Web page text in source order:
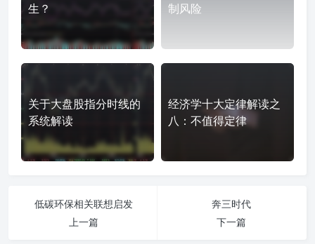
生？
制风险
关于大盘股指分时线的
系统解读
经济学十大定律解读之
八：不值得定律
低碳环保相关联想启发
上一篇
奔三时代
下一篇